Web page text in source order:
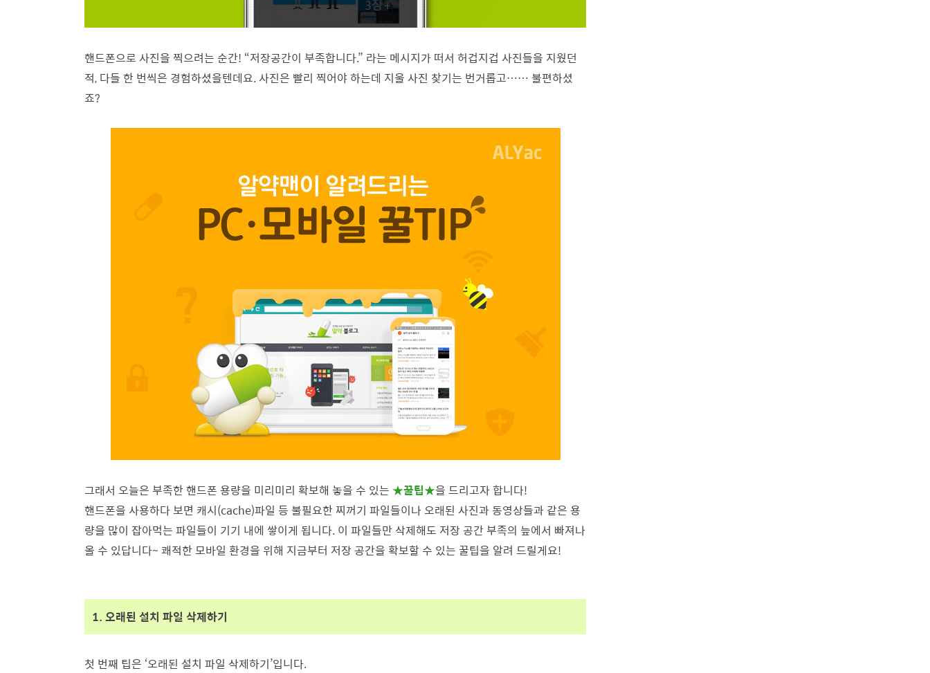
핸드폰으로 사진을 찍으려는 순간! “저장공간이 부족합니다.” 라는 메시지가 떠서 허겁지겁 사진들을 지웠던
적, 다들 한 번씩은 경험하셨을텐데요. 사진은 빨리 찍어야 하는데 지울 사진 찾기는 번거롭고…… 불편하셨
죠?
그래서 오늘은 부족한 핸드폰 용량을 미리미리 확보해 놓을 수 있는 ★꿀팁★을 드리고자 합니다!
핸드폰을 사용하다 보면 캐시(cache)파일 등 불필요한 찌꺼기 파일들이나 오래된 사진과 동영상들과 같은 용
량을 많이 잡아먹는 파일들이 기기 내에 쌓이게 됩니다. 이 파일들만 삭제해도 저장 공간 부족의 늪에서 빠져나
올 수 있답니다~ 쾌적한 모바일 환경을 위해 지금부터 저장 공간을 확보할 수 있는 꿀팁을 알려 드릴게요!
1. 오래된 설치 파일 삭제하기
첫 번째 팁은 ‘오래된 설치 파일 삭제하기’입니다.